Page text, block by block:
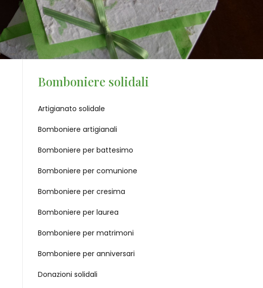
Bomboniere solidali
Artigianato solidale
Bomboniere artigianali
Bomboniere per battesimo
Bomboniere per comunione
Bomboniere per cresima
Bomboniere per laurea
Bomboniere per matrimoni
Bomboniere per anniversari
Donazioni solidali